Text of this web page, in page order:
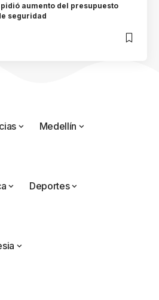
aumento del presupuesto
seguridad
Medellín
Deportes